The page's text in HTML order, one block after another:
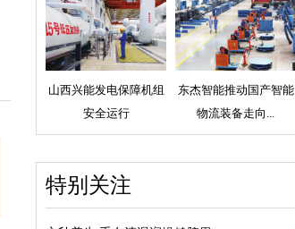
山西兴能发电保障机组
安全运行
东杰智能推动国产智能
物流装备走向...
特别关注